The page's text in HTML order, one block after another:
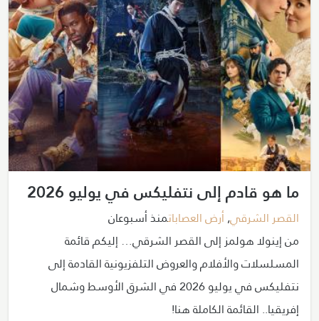
ما هو قادم إلى نتفليكس في يوليو 2026
القصر الشرقي,أرض العصاباتمنذ أسبوعان
من إينولا هولمز إلى القصر الشرقي… إليكم قائمة
المسلسلات والأفلام والعروض التلفزيونية القادمة إلى
نتفليكس في يوليو 2026 في الشرق الأوسط وشمال
إفريقيا.. القائمة الكاملة هنا!